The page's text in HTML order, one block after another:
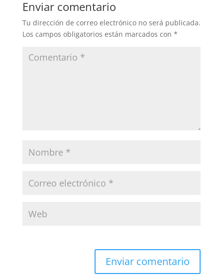
Enviar comentario
Tu dirección de correo electrónico no será publicada.
Los campos obligatorios están marcados con *